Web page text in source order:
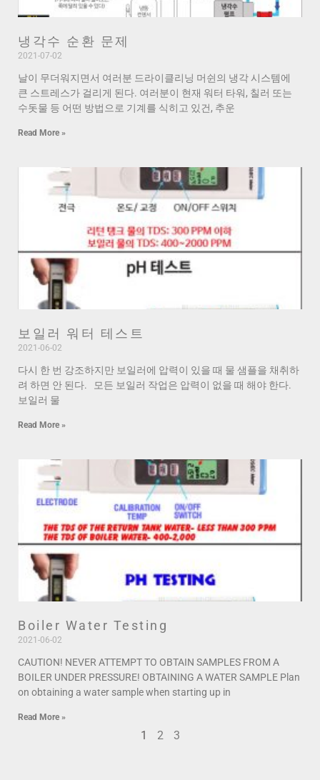
냉각수 순환 문제
2021-07-02
날이 무더워지면서 여러분 드라이클리닝 머쉰의 냉각 시스템에
큰 스트레스가 걸리게 된다. 여러분이 현재 워터 타워, 칠러 또는
수돗물 등 어떤 방법으로 기계를 식히고 있건, 추운
Read More »
보일러 워터 테스트
2021-06-02
다시 한 번 강조하지만 보일러에 압력이 있을 때 물 샘플을 채취하
려 하면 안 된다. 모든 보일러 작업은 압력이 없을 때 해야 한다.
보일러 물
Read More »
Boiler Water Testing
2021-06-02
CAUTION! NEVER ATTEMPT TO OBTAIN SAMPLES FROM A
BOILER UNDER PRESSURE! OBTAINING A WATER SAMPLE Plan
on obtaining a water sample when starting up in
Read More »
1 2 3